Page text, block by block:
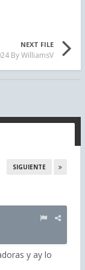
NEXT FILE
By WilliamsV
SIGUIENTE
y ay lo